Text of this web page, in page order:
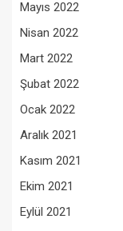
Mayıs 2022
Nisan 2022
Mart 2022
Şubat 2022
Ocak 2022
Aralık 2021
Kasım 2021
Ekim 2021
Eylül 2021